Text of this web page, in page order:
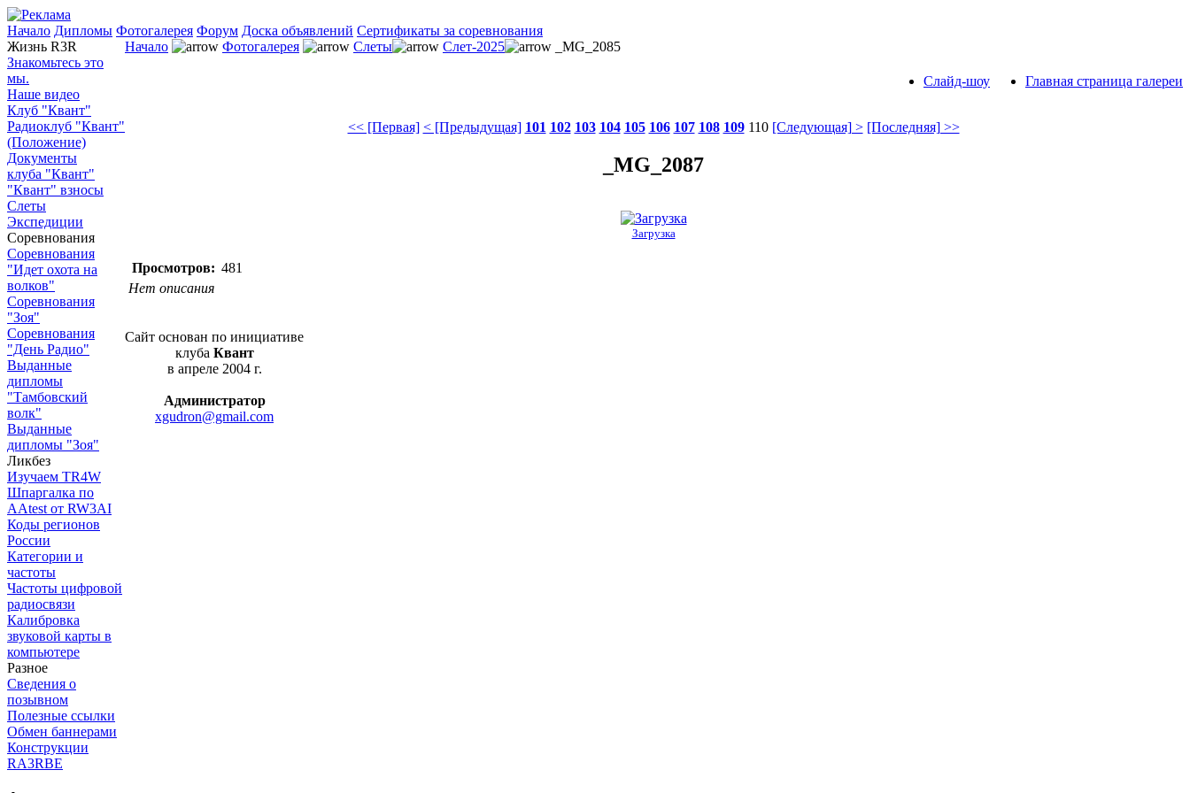
Начало Дипломы Фотогалерея Форум Доска объявлений Сертификаты за соревнования
Жизнь R3R
Знакомьтесь это
мы.
Наше видео
Клуб "Квант"
Радиоклуб "Квант"
(Положение)
Документы
клуба "Квант"
"Квант" взносы
Слеты
Экспедиции
Соревнования
Соревнования
"Идет охота на
волков"
Соревнования
"Зоя"
Соревнования
"День Радио"
Выданные
дипломы
"Тамбовский
волк"
Выданные
дипломы "Зоя"
Ликбез
Изучаем TR4W
Шпаргалка по
AAtest от RW3AI
Коды регионов
России
Категории и
частоты
Частоты цифровой
радиосвязи
Калибровка
звуковой карты в
компьютере
Разное
Сведения о
позывном
Полезные ссылки
Обмен баннерами
Конструкции
RA3RBE
Начало Фотогалерея Слеты Слет-2025 _MG_2085
Главная страница галереи
Слайд-шоу
<< [Первая] < [Предыдущая] 101 102 103 104 105 106 107 108 109 110 [Следующая] > [Последняя] >>
_MG_2087
Загрузка
Просмотров: 481
Нет описания
Сайт основан по инициативе
клуба Квант
в апреле 2004 г.
Администратор
xgudron@gmail.com